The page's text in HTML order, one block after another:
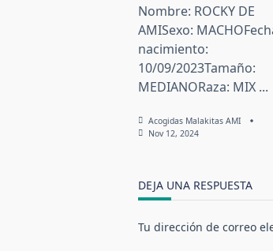
Nombre: ROCKY DE
AMISexo:
nacimiento:
10/09/2023Tamaño:
MEDIANORaza: MIX ...
Acogidas Malakitas AMI
Nov 12, 2024
DEJA UNA RESPUESTA
Tu dirección de correo